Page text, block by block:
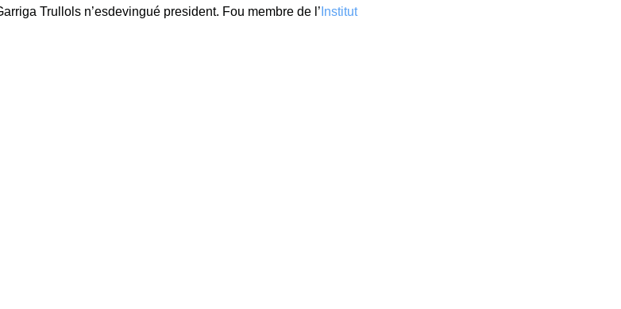
Trullols n’esdevingué president. Fou membre de l’ Institut